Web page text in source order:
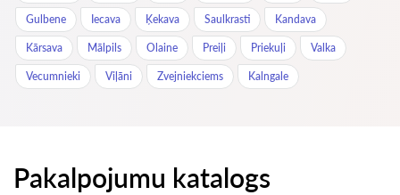
Gulbene Iecava Ķekava Saulkrasti Kandava
Kārsava Mālpils Olaine Preiļi Priekuļi Valka
Vecumnieki Viļāni Zvejniekciems Kalngale
Pakalpojumu katalogs